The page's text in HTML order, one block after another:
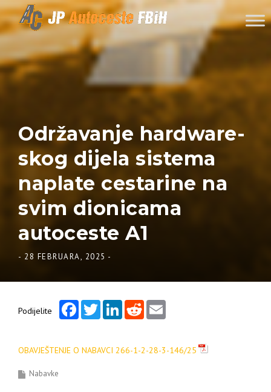
Skip to content
Održavanje hardware-
skog dijela sistema
naplate cestarine na
svim dionicama
autoceste A1
- 28 FEBRUARA, 2025 -
Podijelite
FacebookTwitterLinkedInReddit
OBAVJEŠTENJE O NABAVCI 266-1-2-28-3-146/25
Nabavke